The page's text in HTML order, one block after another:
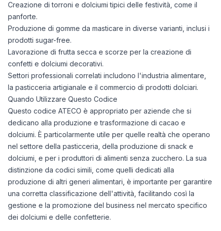
Creazione di torroni e dolciumi tipici delle festività, come il
panforte.
Produzione di gomme da masticare in diverse varianti, inclusi i
prodotti sugar-free.
Lavorazione di frutta secca e scorze per la creazione di
confetti e dolciumi decorativi.
Settori professionali correlati includono l'industria alimentare,
la pasticceria artigianale e il commercio di prodotti dolciari.
Quando Utilizzare Questo Codice
Questo codice ATECO è appropriato per aziende che si
dedicano alla produzione e trasformazione di cacao e
dolciumi. È particolarmente utile per quelle realtà che operano
nel settore della pasticceria, della produzione di snack e
dolciumi, e per i produttori di alimenti senza zucchero. La sua
distinzione da codici simili, come quelli dedicati alla
produzione di altri generi alimentari, è importante per garantire
una corretta classificazione dell'attività, facilitando così la
gestione e la promozione del business nel mercato specifico
dei dolciumi e delle confetterie.